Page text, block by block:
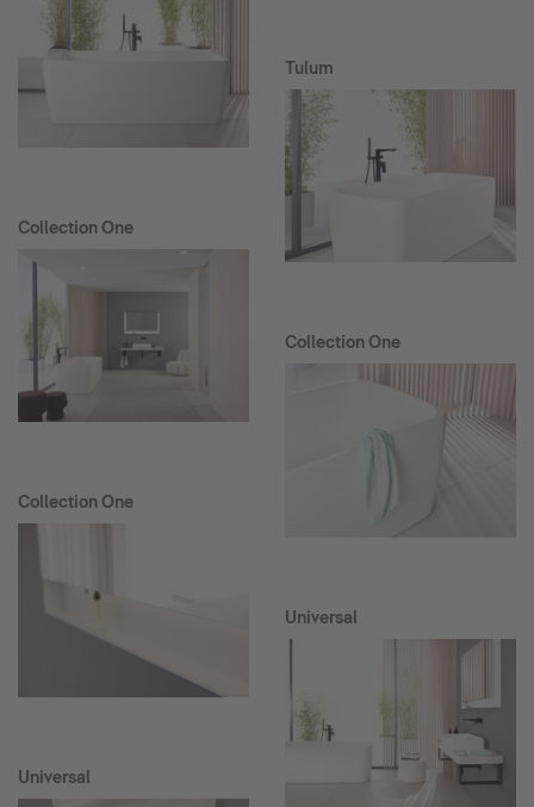
Collection One
Collection One
Universal
Tulum
Collection One
Universal